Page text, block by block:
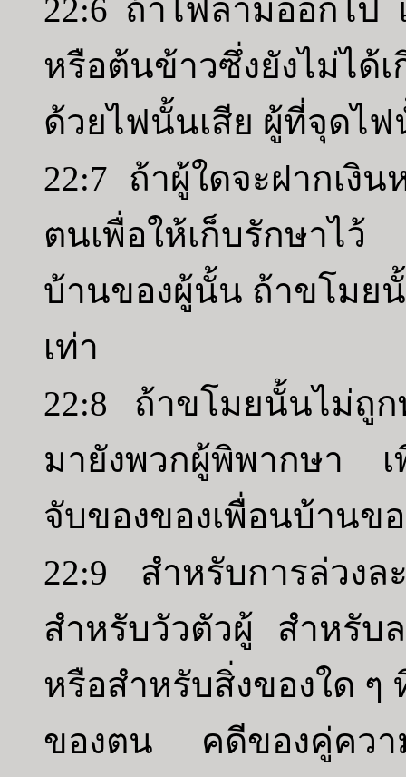
22:6 ถ้าไฟลามออกไป
หรือต้นข้าวซึ่งยังไม่ไ
ด้วยไฟนั้นเสีย ผู้ที่จุดไ
22:7 ถ้าผู้ใดจะฝากเงิ
ตนเพื่อให้เก็บรักษาไ
บ้านของผู้นั้น ถ้าขโมย
เท่า
22:8 ถ้าขโมยนั้นไม่ถู
มายังพวกผู้พิพากษา เ
จับของของเพื่อนบ้านข
22:9 สำหรับการล่วงล
สำหรับวัวตัวผู้ สำหรับ
หรือสำหรับสิ่งของใด ๆ
ของตน คดีของคู่ควา